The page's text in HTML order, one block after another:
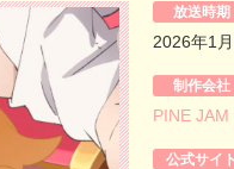
放送時期
2026年1
制作会社
PINE JAM
公式サイ